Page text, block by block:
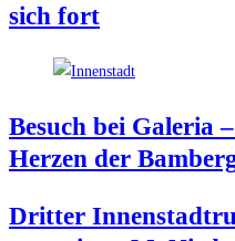
sich fort
Besuch bei Gale­ria
Her­zen der
Drit­ter